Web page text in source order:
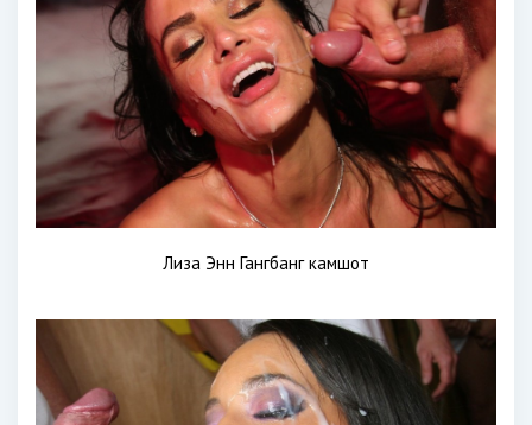
Лиза Энн Гангбанг камшот